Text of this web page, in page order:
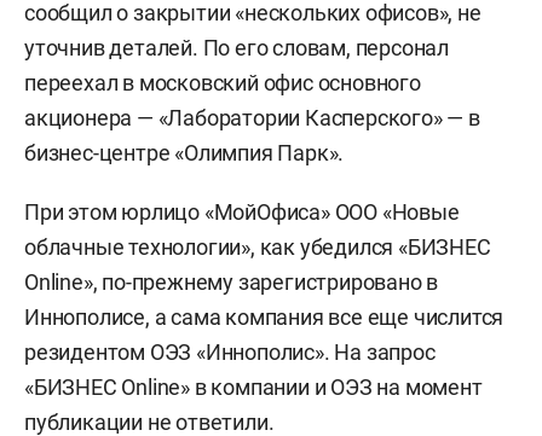
сообщил о закрытии «нескольких офисов», не
уточнив деталей. По его словам, персонал
переехал в московский офис основного
акционера — «Лаборатории Касперского» — в
бизнес-центре «Олимпия Парк».
При этом юрлицо «МойОфиса» ООО «Новые
облачные технологии», как убедился «БИЗНЕС
Online», по-прежнему зарегистрировано в
Иннополисе, а сама компания все еще числится
резидентом ОЭЗ «Иннополис». На запрос
«БИЗНЕС Online» в компании и ОЭЗ на момент
публикации не ответили.